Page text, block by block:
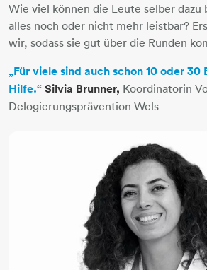
Wie viel können die Leute selber dazu
alles noch oder nicht mehr leistbar?
wir, sodass sie gut über die Runden
„Für viele sind auch schon 10 oder 30
Hilfe.“Silvia Brunner, Koordinatorin
Delogierungsprävention Wels